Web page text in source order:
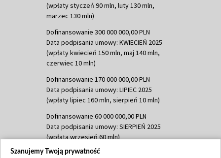
(wpłaty styczeń 90 mln, luty 130 mln,
marzec 130 mln)
Dofinansowanie 300 000 000,00 PLN
Data podpisania umowy: KWIECIEŃ 2025
(wpłaty kwiecień 150 mln, maj 140 mln,
czerwiec 10 mln)
Dofinansowanie 170 000 000,00 PLN
Data podpisania umowy: LIPIEC 2025
(wpłaty lipiec 160 mln, sierpień 10 mln)
Dofinansowanie 60 000 000,00 PLN
Data podpisania umowy: SIERPIEŃ 2025
(wpłata wrzesień 60 mln)
Dofinansowanie 635 783 051,21 PLN
Szanujemy Twoją prywatność